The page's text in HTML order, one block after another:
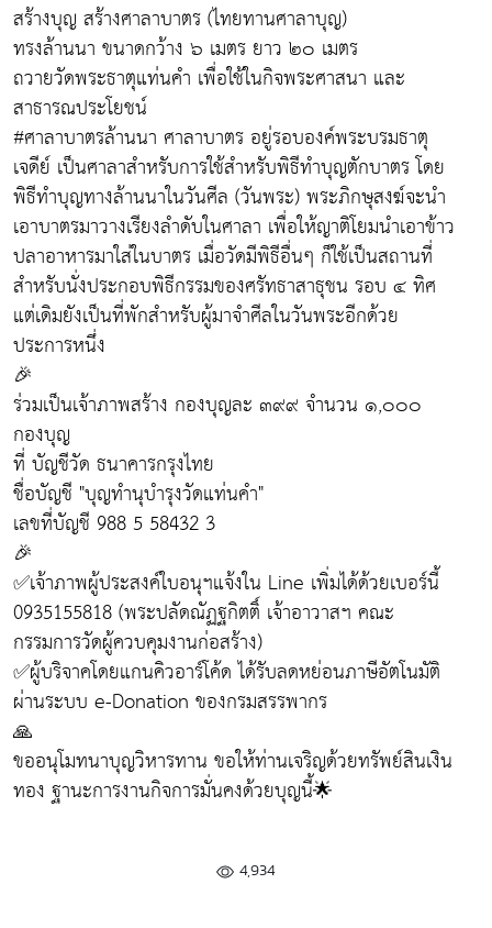
สร้างบุญ สร้างศาลาบาตร (ไทยทานศาลาบุญ)
ทรงล้านนา ขนาดกว้าง ๖ เมตร ยาว ๒๐ เมตร
ถวายวัดพระธาตุแท่นคำ เพื่อใช้ในกิจพระศาสนา และ
สาธารณประโยชน์
#ศาลาบาตรล้านนา ศาลาบาตร อยู่รอบองค์พระบรมธาตุ
เจดีย์ เป็นศาลาสำหรับการใช้สำหรับพิธีทำบุญตักบาตร โดย
พิธีทำบุญทางล้านนาในวันศีล (วันพระ) พระภิกษุสงฆ์จะนำ
เอาบาตรมาวางเรียงลำดับในศาลา เพื่อให้ญาติโยมนำเอาข้าว
ปลาอาหารมาใส่ในบาตร เมื่อวัดมีพิธีอื่นๆ ก็ใช้เป็นสถานที่
สำหรับนั่งประกอบพิธีกรรมของศรัทธาสาธุชน รอบ ๔ ทิศ
แต่เดิมยังเป็นที่พักสำหรับผู้มาจำศีลในวันพระอีกด้วย
ประการหนึ่ง
🎉
ร่วมเป็นเจ้าภาพสร้าง กองบุญละ ๓๙๙ จำนวน ๑,๐๐๐
กองบุญ
ที่ บัญชีวัด ธนาคารกรุงไทย
ชื่อบัญชี "บุญทำนุบำรุงวัดแท่นคำ"
เลขที่บัญชี 988 5 58432 3
🎉
✅เจ้าภาพผู้ประสงค์ใบอนุฯแจ้งใน Line เพิ่มได้ด้วยเบอร์นี้
0935155818 (พระปลัดณัฏฐกิตติ์ เจ้าอาวาสฯ คณะ
กรรมการวัดผู้ควบคุมงานก่อสร้าง)
✅ผู้บริจาคโดยแกนคิวอาร์โค้ด ได้รับลดหย่อนภาษีอัตโนมัติ
ผ่านระบบ e-Donation ของกรมสรรพากร
🙏
ขออนุโมทนาบุญวิหารทาน ขอให้ท่านเจริญด้วยทรัพย์สินเงิน
ทอง ฐานะการงานกิจการมั่นคงด้วยบุญนี้🌟
4,934